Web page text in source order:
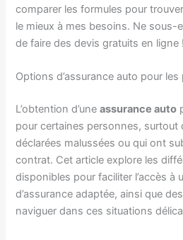
comparer les formules pour
le mieux à mes besoins. Ne sous-
de faire des devis gratuits en ligne
Options d’assurance auto pour
L’obtention d’uneassurance auto
pour certaines personnes, surtout
déclarées malussées ou qui ont
contrat. Cet article explore les
disponibles pour faciliter l’accès à
d’assurance adaptée, ainsi que
naviguer dans ces situations